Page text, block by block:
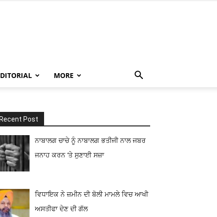
MORE
Recent Post
ਨਾਬਾਲਗ ਚਾਚੇ ਨੂੰ ਨਾਬਾਲਗ ਭਤੀਜੀ ਨਾਲ ਜਬਰ
ਜਨਾਹ ਕਰਨ ‘ਤੇ ਸੁਣਾਈ ਸਜ਼ਾ
ਵਿਧਾਇਕ ਨੇ ਜ਼ਮੀਨ ਦੀ ਬੋਲੀ ਮਾਮਲੇ ਵਿਚ ਆਖੀ
ਅਸਤੀਫਾ ਦੇਣ ਦੀ ਗੱਲ